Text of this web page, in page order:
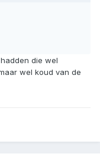
die wel
wel koud van de